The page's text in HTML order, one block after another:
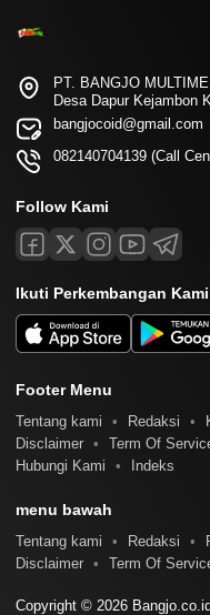
PT. BANGJO
Desa Dapur Kejambon
bangjocoid@gmail.com
082140704139 (Call
Follow Kami
Ikuti Perkembangan
Footer Menu
Tentang kami Redaksi
Disclaimer
Term Of
Hubungi Kami
Indeks
menu bawah
Tentang kami Redaksi
Disclaimer
Term Of
Copyright © 2026